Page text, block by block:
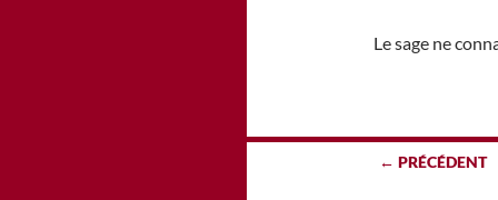
Le sage ne
Navigation← PRÉCÉDENT